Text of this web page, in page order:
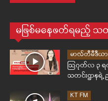
မဖြစ်မနေဖတ်ရမည့် သတ
မာလ်တီမီဒီယာ
ဩဂုတ်လ ၃ ရက်
သတင်းဌာနရဲ့
KT FM